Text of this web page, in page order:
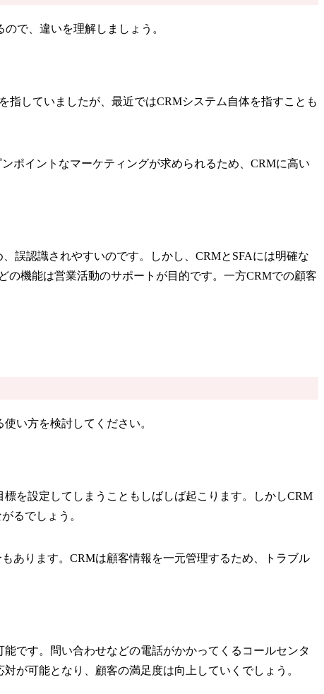
で、違いを理解しましょう。
指していましたが、最近ではCRMシステム自体を指すことも
ポイントなマーケティングが求められるため、CRMに高い
誤認識されやすいのです。しかし、CRMとSFAには明確な
の機能は営業活動のサポートが目的です。一方CRMでの顧客
い方を検討してください。
を設定してしまうこともしばしば起こります。しかしCRM
るでしょう。
あります。CRMは顧客情報を一元管理するため、トラブル
です。問い合わせなどの電話がかかってくるコールセンタ
が可能となり、顧客の満足度は向上していくでしょう。